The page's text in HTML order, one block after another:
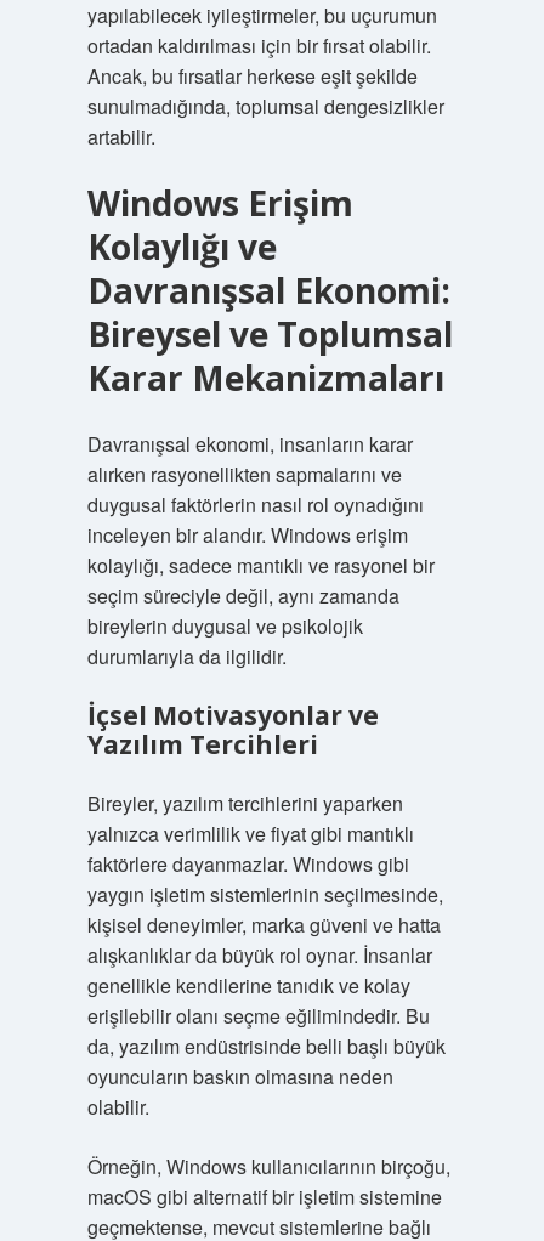
yapılabilecek iyileştirmeler, bu uçurumun
ortadan kaldırılması için bir fırsat olabilir.
Ancak, bu fırsatlar herkese eşit şekilde
sunulmadığında, toplumsal dengesizlikler
artabilir.
Windows Erişim
Kolaylığı ve
Davranışsal Ekonomi:
Bireysel ve Toplumsal
Karar Mekanizmaları
Davranışsal ekonomi, insanların karar
alırken rasyonellikten sapmalarını ve
duygusal faktörlerin nasıl rol oynadığını
inceleyen bir alandır. Windows erişim
kolaylığı, sadece mantıklı ve rasyonel bir
seçim süreciyle değil, aynı zamanda
bireylerin duygusal ve psikolojik
durumlarıyla da ilgilidir.
İçsel Motivasyonlar ve
Yazılım Tercihleri
Bireyler, yazılım tercihlerini yaparken
yalnızca verimlilik ve fiyat gibi mantıklı
faktörlere dayanmazlar. Windows gibi
yaygın işletim sistemlerinin seçilmesinde,
kişisel deneyimler, marka güveni ve hatta
alışkanlıklar da büyük rol oynar. İnsanlar
genellikle kendilerine tanıdık ve kolay
erişilebilir olanı seçme eğilimindedir. Bu
da, yazılım endüstrisinde belli başlı büyük
oyuncuların baskın olmasına neden
olabilir.
Örneğin, Windows kullanıcılarının birçoğu,
macOS gibi alternatif bir işletim sistemine
geçmektense, mevcut sistemlerine bağlı